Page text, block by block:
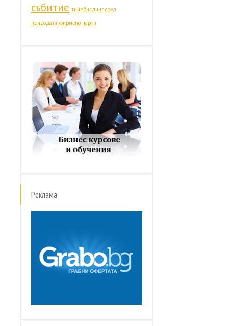
събитие тиймбилдинг сред
природата фирмено парти
Реклама